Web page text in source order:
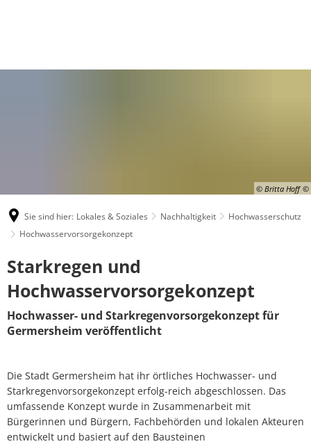
© Britta Hoff
Sie sind hier: Lokales & Soziales Nachhaltigkeit
Hochwasserschutz
Hochwasservorsorgekonzept
Hochwasservorsorgekonzept
Starkregen und
Hochwasservorsorgekonzept
Hochwasser- und Starkregenvorsorgekonzept für
Germersheim veröffentlicht
Die Stadt Germersheim hat ihr örtliches Hochwasser- und
Starkregenvorsorgekonzept erfolg-reich abgeschlossen. Das
umfassende Konzept wurde in Zusammenarbeit mit
Bürgerinnen und Bürgern, Fachbehörden und lokalen Akteuren
entwickelt und basiert auf den Bausteinen